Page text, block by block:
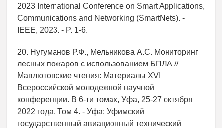
2023 International Conference on Smart Applications,
Communications and Networking (SmartNets). -
IEEE, 2023. - P. 1-6.
20. Нугуманов Р.Ф., Мельникова А.С. Мониторинг
лесных пожаров с использованием БПЛА //
Мавлютовские чтения: Материалы XVI
Всероссийской молодежной научной
конференции. В 6-ти томах, Уфа, 25-27 октября
2022 года. Том 4. - Уфа: Уфимский
государственный авиационный технический